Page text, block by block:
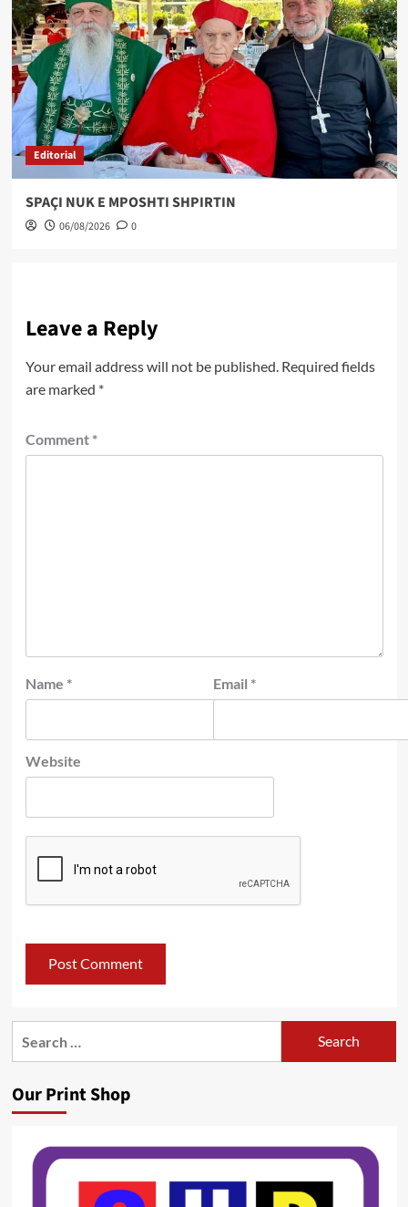
Editorial
SPAÇI NUK E MPOSHTI SHPIRTIN
06/08/2026 0
Leave a Reply
Your email address will not be published. Required fields
are marked *
Comment *
Name * Email *
Website
Our Print Shop